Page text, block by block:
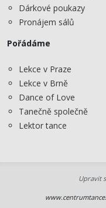
Dárkové poukazy
Pronájem sálů
Pořádáme
Lekce v Praze
Lekce v Brně
Dance of Love
Tanečně společně
Lektor tance
Upravit